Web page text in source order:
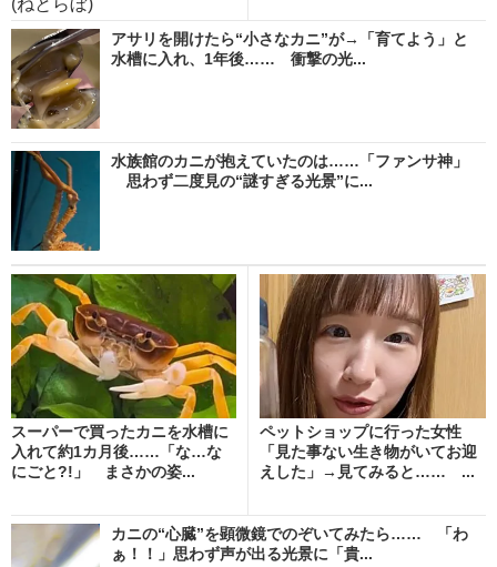
アサリを開けたら“小さなカニ”が→「育てよう」と
水槽に入れ、1年後…… 衝撃の光...
水族館のカニが抱えていたのは……「ファンサ神」
思わず二度見の“謎すぎる光景”に...
スーパーで買ったカニを水槽に
入れて約1カ月後……「な…な
にごと?!」 まさかの姿...
ペットショップに行った女性
「見た事ない生き物がいてお迎
えした」→見てみると…… ...
カニの“心臓”を顕微鏡でのぞいてみたら…… 「わ
ぁ！！」思わず声が出る光景に「貴...